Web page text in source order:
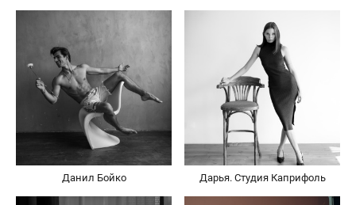
Данил Бойко Дарья. Студия Каприфоль